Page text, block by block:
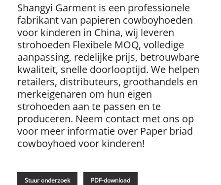
Shangyi Garment is een professionele
fabrikant van papieren cowboyhoeden
voor kinderen in China, wij leveren
strohoeden Flexibele MOQ, volledige
aanpassing, redelijke prijs, betrouwbare
kwaliteit, snelle doorlooptijd. We helpen
retailers, distributeurs, groothandels en
merkeigenaren om hun eigen
strohoeden aan te passen en te
produceren. Neem contact met ons op
voor meer informatie over Paper briad
cowboyhoed voor kinderen!
Stuur onderzoek PDF-download